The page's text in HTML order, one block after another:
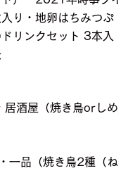
り・地卵はちみつぷ
リンクセット 3本入
酒屋（焼き鳥orしめ
一品（焼き鳥2種（ね